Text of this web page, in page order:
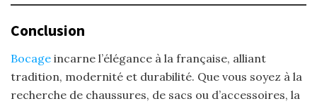
Conclusion
Bocage incarne l’élégance à la française, alliant
tradition, modernité et durabilité. Que vous soyez à la
recherche de chaussures, de sacs ou d’accessoires, la